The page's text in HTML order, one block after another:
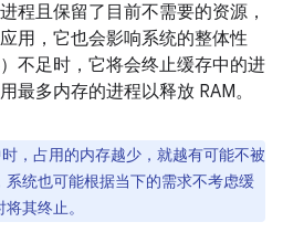
程且保留了目前不需要的资源，
用，它也会影响系统的整体性
不足时，它将会终止缓存中的进
最多内存的进程以释放 RAM。
，占用的内存越少，就越有可能不被
统也可能根据当下的需求不考虑缓
其终止。